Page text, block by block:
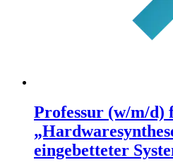
Professur (w/m/d)
eingebetteter